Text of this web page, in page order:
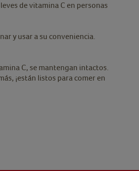
de vitamina C en personas
y usar a su conveniencia.
C, se mantengan intactos.
¡están listos para comer en